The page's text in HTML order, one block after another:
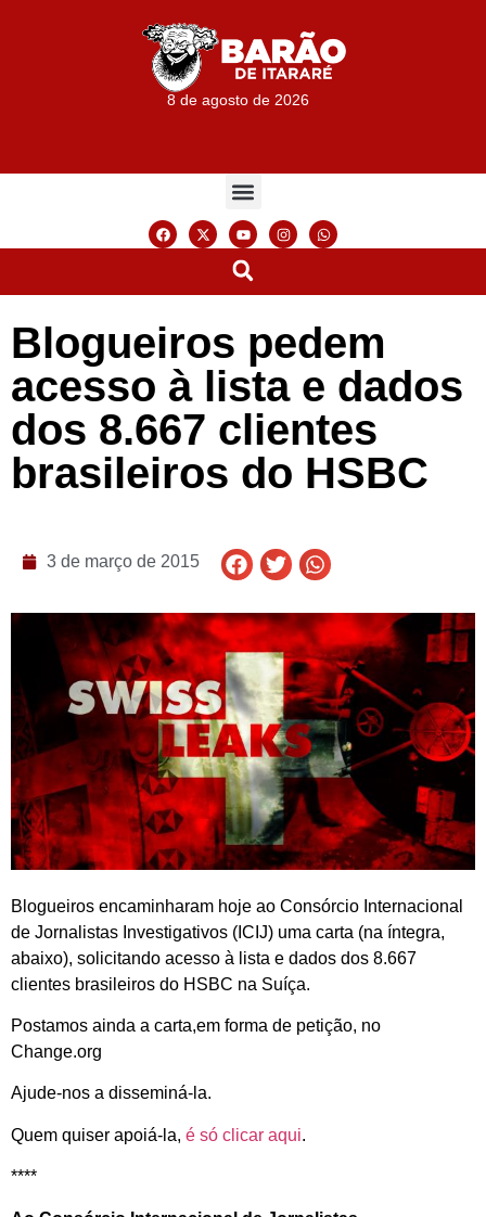
8 de agosto de 2026
Blogueiros pedem
acesso à lista e dados
dos 8.667 clientes
brasileiros do HSBC
3 de março de 2015
Blogueiros encaminharam hoje ao Consórcio Internacional
de Jornalistas Investigativos (ICIJ) uma carta (na íntegra,
abaixo), solicitando acesso à lista e dados dos 8.667
clientes brasileiros do HSBC na Suíça.
Postamos ainda a carta,em forma de petição, no
Change.org
Ajude-nos a disseminá-la.
Quem quiser apoiá-la, é só clicar aqui.
****